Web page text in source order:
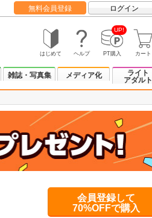
無料会員登録 ログイン
はじめて ヘルプ
UP!
PT購入 カート
雑誌・写真集 メディア化
ライト
アダルト
会員登録して
70%OFFで購入